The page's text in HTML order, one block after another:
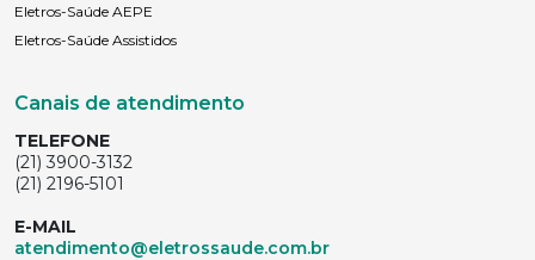
Eletros-Saúde AEPE
Eletros-Saúde Assistidos
Canais de atendimento
TELEFONE
(21) 3900-3132
(21) 2196-5101
E-MAIL
atendimento@eletrossaude.com.br